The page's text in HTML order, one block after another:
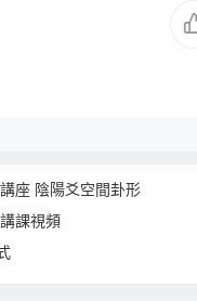
座 陰陽爻空間卦形
課視頻